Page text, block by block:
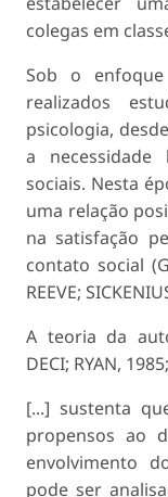
colegas em
Sob o
realizados
psicologia,
a necessidade
sociais. Nesta
uma relação
na satisfação
contato social
REEVE;
A teoria da
DECI; RYAN,
[...] sustenta
propensos ao
envolvimento
pode ser